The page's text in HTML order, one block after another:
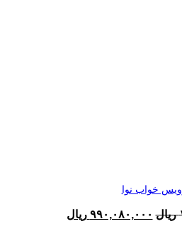
خواب نوا
ریال قیمت
۹۹۰,۰۸۰,۰۰۰ ریال